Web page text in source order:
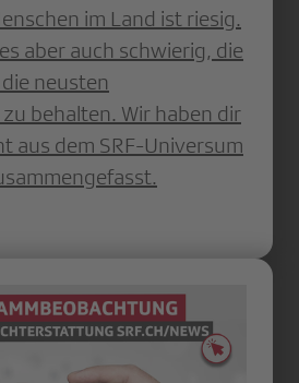
im Land ist riesig.
aber auch schwierig, die
neusten
behalten. Wir haben dir
aus dem SRF-Universum